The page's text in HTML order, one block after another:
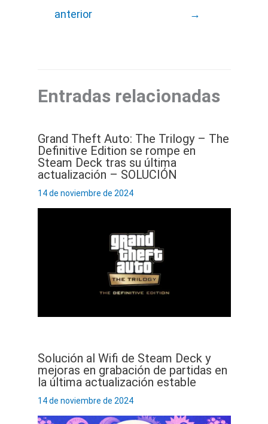
anterior
→
Entradas relacionadas
Grand Theft Auto: The Trilogy – The
Definitive Edition se rompe en
Steam Deck tras su última
actualización – SOLUCIÓN
14 de noviembre de 2024
Solución al Wifi de Steam Deck y
mejoras en grabación de partidas en
la última actualización estable
14 de noviembre de 2024